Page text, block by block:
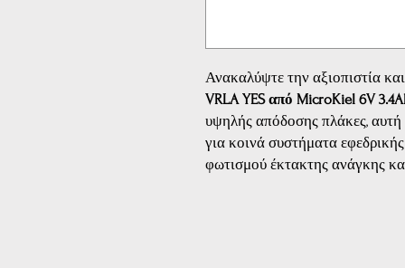
Ανακαλύψτε την αξιοπιστία
VRLA YES από MicroKiel 6V
υψηλής απόδοσης πλάκες, αυτή
για κοινά συστήματα
φωτισμού έκτακτης ανάγκης